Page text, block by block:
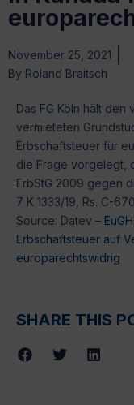
November 25, 2021
By Roland Braitsch
Das FG Köln hält den
vermieteten
Erbschaftsteuer für
die Frage vorgelegt,
ErbStG 2009 gegen
7 K 1333/19, Rs. C-
Source: Datev –
Erbschaftsteuer auf
europarechtswidrig
SHARE THIS